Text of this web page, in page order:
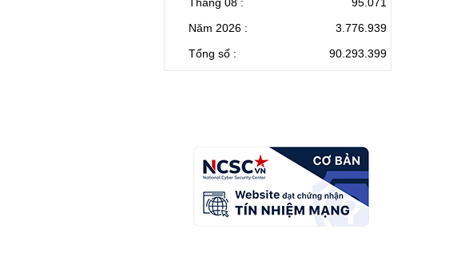
Năm 2026 :
3.776.939
Tổng số :
90.293.399